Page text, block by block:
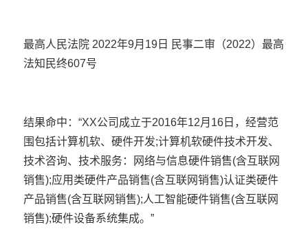
最高人民法院 2022年9月19日 民事二审（2022）最高
法知民终607号
结果命中：“XX公司成立于2016年12月16日，经营范
围包括计算机软、硬件开发;计算机软硬件技术开发、
技术咨询、技术服务：网络与信息硬件销售(含互联网
销售);应用类硬件产品销售(含互联网销售)认证类硬件
产品销售(含互联网销售);人工智能硬件销售(含互联网
销售);硬件设备系统集成。”